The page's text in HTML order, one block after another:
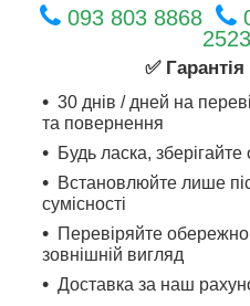
093 803 8868
✅
30 днів / дней на
та повернення
Будь ласка,
Встановлюйте лише
сумісності
Перевіряйте
зовнішній вигляд
Доставка за наш